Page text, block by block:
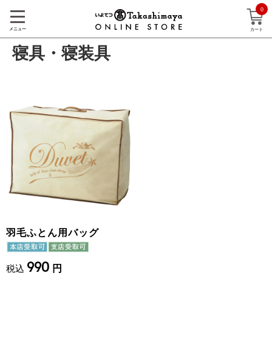
メニュー
0
カート
寝具・寝装具
羽毛ふとん用バッグ
税込 990 円